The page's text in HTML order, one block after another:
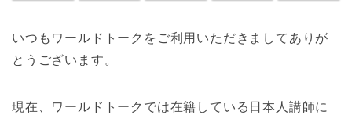
いつもワールドトークをご利用いただきましてありが
とうございます。
現在、ワールドトークでは在籍している日本人講師に